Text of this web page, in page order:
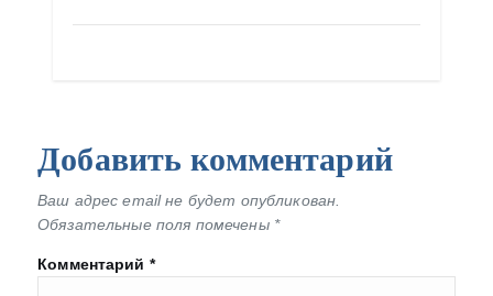
Добавить комментарий
Ваш адрес email не будет опубликован.
Обязательные поля помечены *
Комментарий *